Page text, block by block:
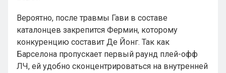
Вероятно, после травмы Гави в составе
каталонцев закрепится Фермин, которому
конкуренцию составит Де Йонг. Так как
Барселона пропускает первый раунд плей-офф
ЛЧ, ей удобно сконцентрироваться на внутренней